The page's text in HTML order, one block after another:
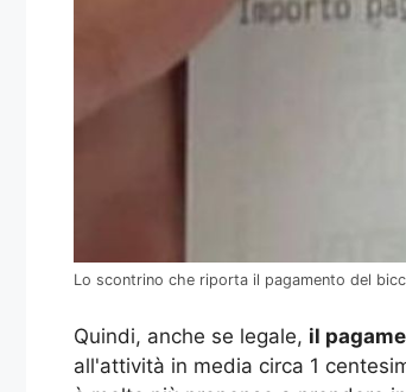
Lo scontrino che riporta il pagamento del
Quindi, anche se legale, il
all'attività in media circa 1